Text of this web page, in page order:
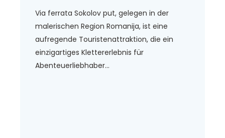
Via ferrata Sokolov put, gelegen in der
malerischen Region Romanija, ist eine
aufregende Touristenattraktion, die ein
einzigartiges Klettererlebnis für
Abenteuerliebhaber...